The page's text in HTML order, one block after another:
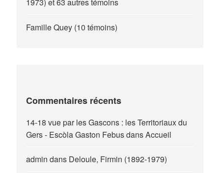
Famille Quey (10 témoins)
Commentaires récents
14-18 vue par les Gascons : les Territoriaux du
Gers - Escòla Gaston FebusdansAccueil
admin dans Deloule, Firmin (1892-1979)